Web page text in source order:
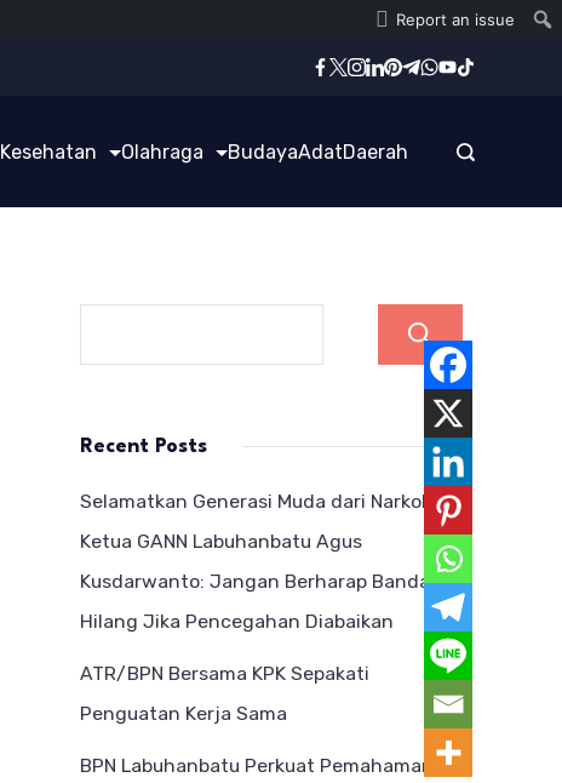
Report an issue
Kesehatan Olahraga BudayaAdatDaerah
Recent Posts
Selamatkan Generasi Muda dari Narkoba,
Ketua GANN Labuhanbatu Agus
Kusdarwanto: Jangan Berharap Bandar
Hilang Jika Pencegahan Diabaikan
ATR/BPN Bersama KPK Sepakati
Penguatan Kerja Sama
BPN Labuhanbatu Perkuat Pemahaman